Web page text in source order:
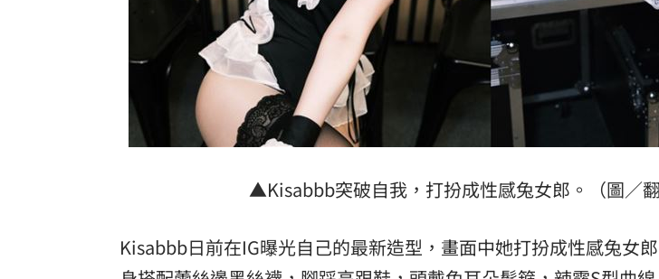
理想混蛋號召粉絲跨海追星吃美食！ 18:15
▲Kisabbb突破自我，打扮成性感兔女郎。（圖／翻
Kisabbb日前在IG曝光自己的最新造型，畫面中她打扮成性感兔女